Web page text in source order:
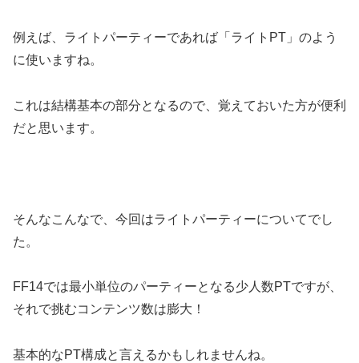
例えば、ライトパーティーであれば「ライトPT」のよう
に使いますね。
これは結構基本の部分となるので、覚えておいた方が便利
だと思います。
そんなこんなで、今回はライトパーティーについてでし
た。
FF14では最小単位のパーティーとなる少人数PTですが、
それで挑むコンテンツ数は膨大！
基本的なPT構成と言えるかもしれませんね。